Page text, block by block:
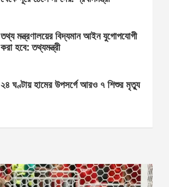
তথ্য মন্ত্রণালয়ের বিদ্যমান আইন যুগোপযোগী
করা হবে: তথ্যমন্ত্রী
২৪ ঘণ্টায় হামের উপসর্গে আরও ৭ শিশুর মৃত্যু